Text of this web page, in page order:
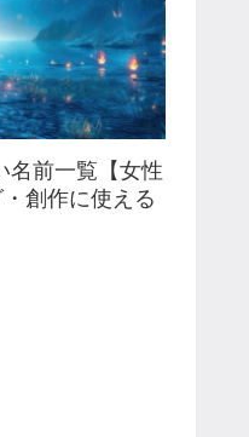
名前一覧【女性
創作に使える